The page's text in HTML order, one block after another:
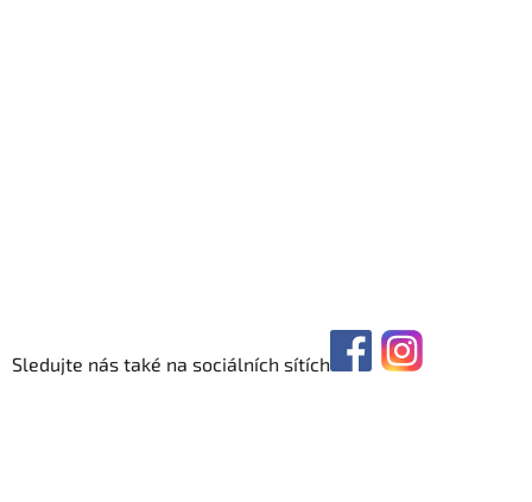
Sledujte nás také na sociálních sítích